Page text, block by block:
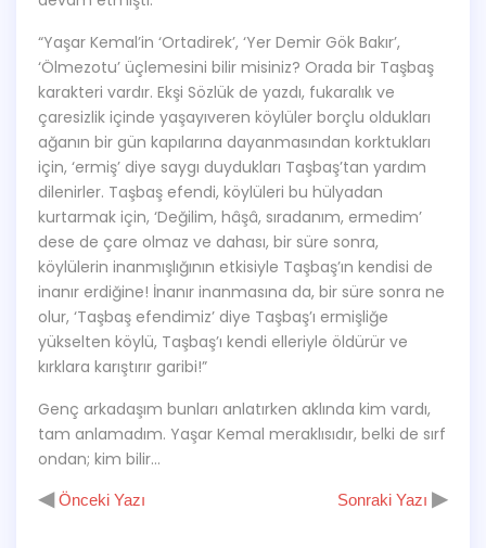
“Yaşar Kemal’in ‘Ortadirek’, ‘Yer Demir Gök Bakır’,
‘Ölmezotu’ üçlemesini bilir misiniz? Orada bir Taşbaş
karakteri vardır. Ekşi Sözlük de yazdı, fukaralık ve
çaresizlik içinde yaşayıveren köylüler borçlu oldukları
ağanın bir gün kapılarına dayanmasından korktukları
için, ‘ermiş’ diye saygı duydukları Taşbaş’tan yardım
dilenirler. Taşbaş efendi, köylüleri bu hülyadan
kurtarmak için, ‘Değilim, hâşâ, sıradanım, ermedim’
dese de çare olmaz ve dahası, bir süre sonra,
köylülerin inanmışlığının etkisiyle Taşbaş’ın kendisi de
inanır erdiğine! İnanır inanmasına da, bir süre sonra ne
olur, ‘Taşbaş efendimiz’ diye Taşbaş’ı ermişliğe
yükselten köylü, Taşbaş’ı kendi elleriyle öldürür ve
kırklara karıştırır garibi!”
Genç arkadaşım bunları anlatırken aklında kim vardı,
tam anlamadım. Yaşar Kemal meraklısıdır, belki de sırf
ondan; kim bilir…
◀ Önceki Yazı Sonraki Yazı ▶